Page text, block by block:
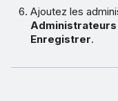
Ajoutez les
Enregistrer.